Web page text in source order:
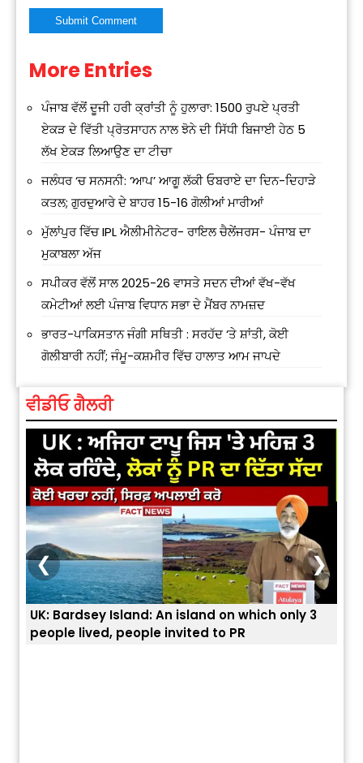
Alternative:
More Entries
ਪੰਜਾਬ ਵੱਲੋਂ ਦੂਜੀ ਹਰੀ ਕ੍ਰਾਂਤੀ ਨੂੰ ਹੁਲਾਰਾ: 1500 ਰੁਪਏ ਪ੍ਰਤੀ
ਏਕੜ ਦੇ ਵਿੱਤੀ ਪ੍ਰੋਤਸਾਹਨ ਨਾਲ ਝੋਨੇ ਦੀ ਸਿੱਧੀ ਬਿਜਾਈ ਹੇਠ 5
ਲੱਖ ਏਕੜ ਲਿਆਉਣ ਦਾ ਟੀਚਾ
ਜਲੰਧਰ ‘ਚ ਸਨਸਨੀ: ‘ਆਪ’ ਆਗੂ ਲੱਕੀ ਓਬਰਾਏ ਦਾ ਦਿਨ-ਦਿਹਾੜੇ
ਕਤਲ; ਗੁਰਦੁਆਰੇ ਦੇ ਬਾਹਰ 15-16 ਗੋਲੀਆਂ ਮਾਰੀਆਂ
ਮੁੱਲਾਂਪੁਰ ਵਿੱਚ IPL ਐਲੀਮੀਨੇਟਰ- ਰਾਇਲ ਚੈਲੇਂਜਰਸ- ਪੰਜਾਬ ਦਾ
ਮੁਕਾਬਲਾ ਅੱਜ
ਸਪੀਕਰ ਵੱਲੋਂ ਸਾਲ 2025-26 ਵਾਸਤੇ ਸਦਨ ਦੀਆਂ ਵੱਖ-ਵੱਖ
ਕਮੇਟੀਆਂ ਲਈ ਪੰਜਾਬ ਵਿਧਾਨ ਸਭਾ ਦੇ ਮੈਂਬਰ ਨਾਮਜ਼ਦ
ਭਾਰਤ-ਪਾਕਿਸਤਾਨ ਜੰਗੀ ਸਥਿਤੀ : ਸਰਹੱਦ ‘ਤੇ ਸ਼ਾਂਤੀ, ਕੋਈ
ਗੋਲੀਬਾਰੀ ਨਹੀਂ; ਜੰਮੂ-ਕਸ਼ਮੀਰ ਵਿੱਚ ਹਾਲਾਤ ਆਮ ਜਾਪਦੇ
ਵੀਡੀਓ ਗੈਲਰੀ
UK: Bardsey Island: An island on which only 3
people lived, people invited to PR
❮ ❯